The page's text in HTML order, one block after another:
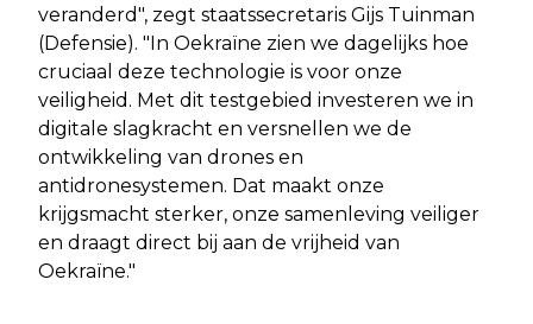
veranderd", zegt staatssecretaris Gijs Tuinman
(Defensie). "In Oekraïne zien we dagelijks hoe
cruciaal deze technologie is voor onze
veiligheid. Met dit testgebied investeren we in
digitale slagkracht en versnellen we de
ontwikkeling van drones en
antidronesystemen. Dat maakt onze
krijgsmacht sterker, onze samenleving veiliger
en draagt direct bij aan de vrijheid van
Oekraïne."